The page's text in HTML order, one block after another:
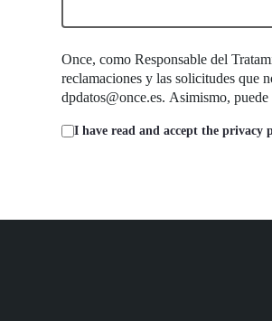
Once, como Responsable del
reclamaciones y las solicitudes que
dpdatos@once.es. Asimismo, puede
I have read and accept the privacy